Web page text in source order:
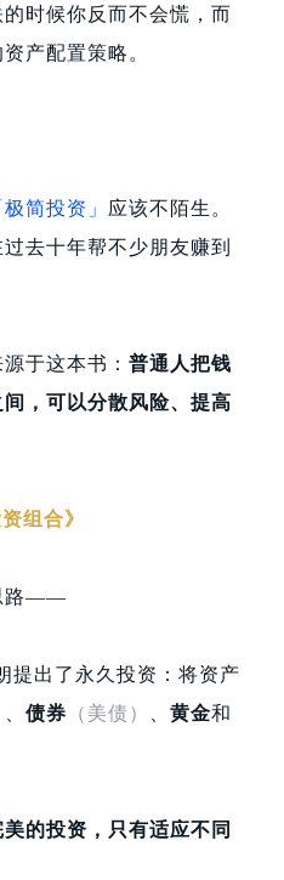
时候你反而不会慌，而
产配置策略。
极简投资」 应该不陌生。
去十年帮不少朋友赚到
于这本书： 普通人把钱
，可以分散风险、提高
组合》
路——
提出了永久投资：将资产
债券 （美债） 黄金和
的投资，只有适应不同